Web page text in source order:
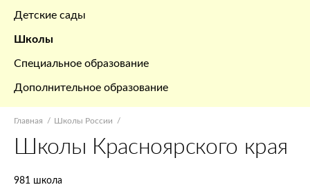
Детские сады
Школы
Специальное образование
Дополнительное образование
Главная Школы России
Школы Красноярского края
981 школа